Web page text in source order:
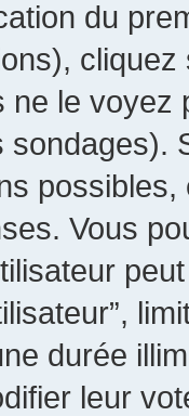
du
cliquez
le voyez
sondages).
Vous
durée
leur